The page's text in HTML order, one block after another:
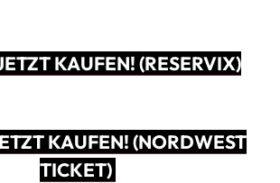
KAUFEN! (RESERVIX)
KAUFEN! (NORDWEST
TICKET)